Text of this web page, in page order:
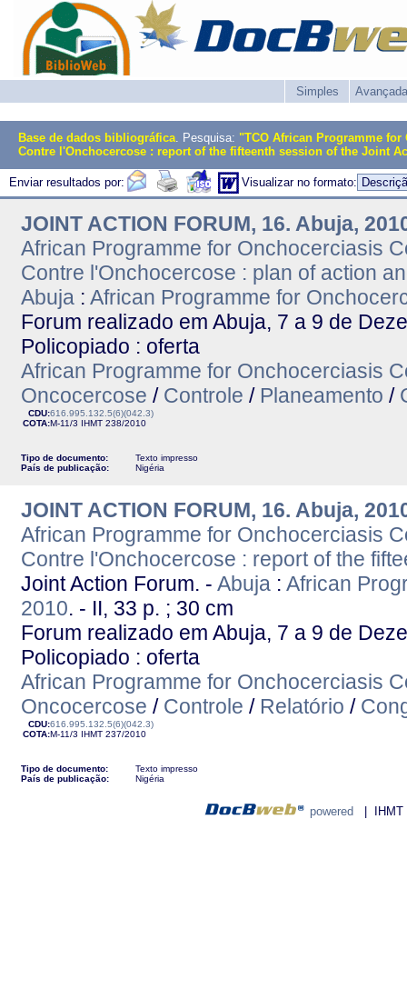
Simples Avançada
Base de dados bibliográfica. Pesquisa: "TCO African Programme
Contre l'Onchocercose : report of the fifteenth session of the Joint
Enviar resultados por: Visualizar no formato:
JOINT ACTION FORUM, 16. Abuja,
African Programme for Onchocerciasis
Contre l'Onchocercose : plan of action
Abuja : African Programme for
Forum realizado em Abuja, 7 a 9 de
Policopiado : oferta
African Programme for Onchocerciasis
Oncocercose / Controle / Planeamento /
CDU:616.995.132.5(6)(042.3)
COTA:M-11/3 IHMT 238/2010
Tipo de documento:
Texto impresso
País de publicação:
Nigéria
JOINT ACTION FORUM, 16. Abuja,
African Programme for Onchocerciasis
Contre l'Onchocercose : report of the
Joint Action Forum. - Abuja : African
2010. - II, 33 p. ; 30 cm
Forum realizado em Abuja, 7 a 9 de
Policopiado : oferta
African Programme for Onchocerciasis
Oncocercose / Controle / Relatório /
CDU:616.995.132.5(6)(042.3)
COTA:M-11/3 IHMT 237/2010
Tipo de documento:
Texto impresso
País de publicação:
Nigéria
powered | IHMT -